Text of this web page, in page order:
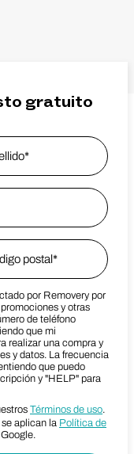
gratuito
por Removery por
y otras
de teléfono
que mi
realizar una compra y
y datos. La frecuencia
que puedo
y "HELP" para
Términos de uso.
aplican la Política de